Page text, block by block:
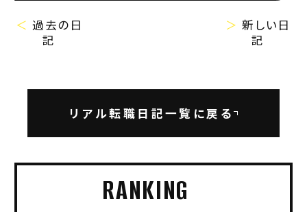
＜ 過去の日
記
＞ 新しい日
記
リアル転職日記一覧に戻る
RANKING